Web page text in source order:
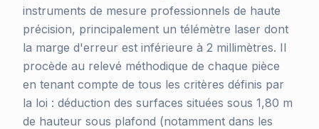
instruments de mesure professionnels de haute
précision, principalement un télémètre laser dont
la marge d'erreur est inférieure à 2 millimètres. Il
procède au relevé méthodique de chaque pièce
en tenant compte de tous les critères définis par
la loi : déduction des surfaces situées sous 1,80 m
de hauteur sous plafond (notamment dans les